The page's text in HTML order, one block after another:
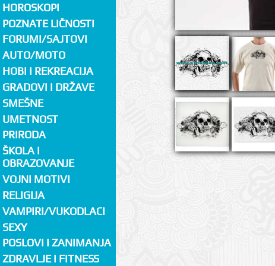
HOROSKOPI
POZNATE LIČNOSTI
FORUMI/SAJTOVI
AUTO/MOTO
HOBI I REKREACIJA
GRADOVI I DRŽAVE
SMEŠNE
UMETNOST
PRIRODA
ŠKOLA I
OBRAZOVANJE
VOJNI MOTIVI
RELIGIJA
VAMPIRI/VUKODLACI
SEXY
POSLOVI I ZANIMANJA
ZDRAVLJE I FITNESS